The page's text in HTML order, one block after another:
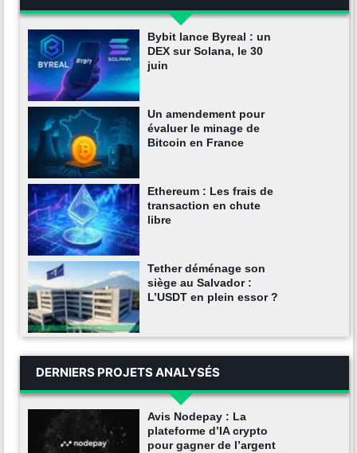
Bybit lance Byreal : un
DEX sur Solana, le 30
juin
Un amendement pour
évaluer le minage de
Bitcoin en France
Ethereum : Les frais de
transaction en chute
libre
Tether déménage son
siège au Salvador :
L’USDT en plein essor ?
DERNIERS PROJETS ANALYSÉS
Avis Nodepay : La
plateforme d’IA crypto
pour gagner de l’argent